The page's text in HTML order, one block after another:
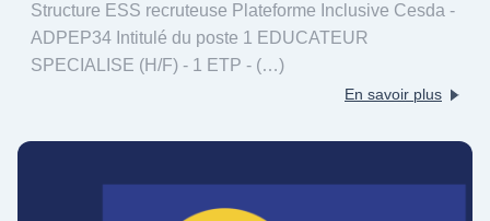
Structure ESS recruteuse Plateforme Inclusive Cesda -
ADPEP34 Intitulé du poste 1 EDUCATEUR
SPECIALISE (H/F) - 1 ETP - (…)
En savoir plus